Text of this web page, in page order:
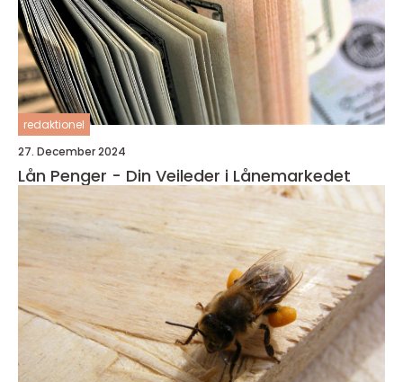
redaktionel
27. December 2024
Lån Penger - Din Veileder i Lånemarkedet